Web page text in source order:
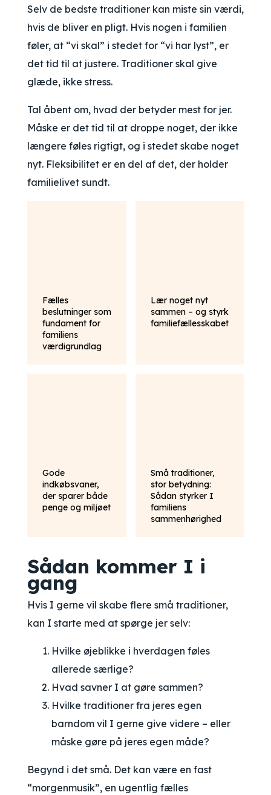
Selv de bedste traditioner kan miste sin værdi,
hvis de bliver en pligt. Hvis nogen i familien
føler, at “vi skal” i stedet for “vi har lyst”, er
det tid til at justere. Traditioner skal give
glæde, ikke stress.
Tal åbent om, hvad der betyder mest for jer.
Måske er det tid til at droppe noget, der ikke
længere føles rigtigt, og i stedet skabe noget
nyt. Fleksibilitet er en del af det, der holder
familielivet sundt.
Fælles
beslutninger som
fundament for
familiens
værdigrundlag
Lær noget nyt
sammen – og styrk
familiefællesskabet
Gode
indkøbsvaner,
der sparer både
penge og miljøet
Små traditioner,
stor betydning:
Sådan styrker I
familiens
sammenhørighed
Sådan kommer I i
gang
Hvis I gerne vil skabe flere små traditioner,
kan I starte med at spørge jer selv:
Hvilke øjeblikke i hverdagen føles
allerede særlige?
Hvad savner I at gøre sammen?
Hvilke traditioner fra jeres egen
barndom vil I gerne give videre – eller
måske gøre på jeres egen måde?
Begynd i det små. Det kan være en fast
“morgenmusik”, en ugentlig fælles